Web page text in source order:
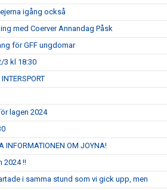
igång också
med Coerver Annandag Påsk
för GFF ungdomar
3 kl 18:30
lagen 2024
INFORMATIONEN OM JOYNA!
2024 !!
i samma stund som vi gick upp, men